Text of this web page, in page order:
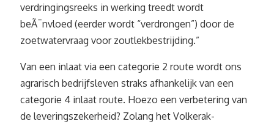
verdringingsreeks in werking treedt wordt
beÃ¯nvloed (eerder wordt “verdrongen”) door de
zoetwatervraag voor zoutlekbestrijding.”
Van een inlaat via een categorie 2 route wordt ons
agrarisch bedrijfsleven straks afhankelijk van een
categorie 4 inlaat route. Hoezo een verbetering van
de leveringszekerheid? Zolang het Volkerak-